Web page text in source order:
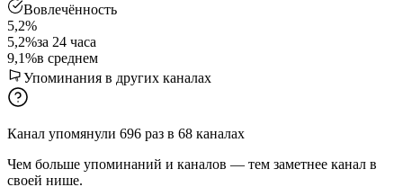
Вовлечённость
5,2%
5,2%за 24 часа
9,1%в среднем
Упоминания в других каналах
Канал упомянули 696 раз в 68 каналах
Чем больше упоминаний и каналов — тем заметнее канал в
своей нише.